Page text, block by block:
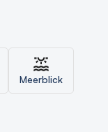
Meerblick